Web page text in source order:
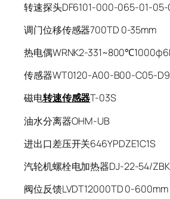
转速探头DF6101-000-065-01-
调门位移传感器700TD 0-35mm
热电偶WRNK2-
传感器WT0120-A00-B00-C05-
磁电转速传感器T-03S
油水分离器OHM-UB
进出口差压开关646YPDZE1C1S
汽轮机螺栓电加热器DJ-22-54/
阀位反馈LVDT12000TD 0-600mm